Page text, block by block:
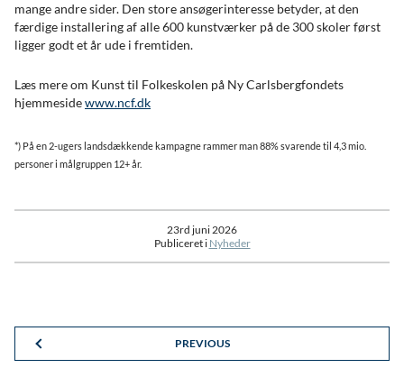
mange andre sider. Den store ansøgerinteresse betyder, at den
færdige installering af alle 600 kunstværker på de 300 skoler først
ligger godt et år ude i fremtiden.
Læs mere om Kunst til Folkeskolen på Ny Carlsbergfondets
hjemmesidewww.ncf.dk
*) På en 2-ugers landsdækkende kampagne rammer man 88% svarende til 4,3 mio.
personer i målgruppen 12+ år.
23rd juni 2026
Publiceret i Nyheder
PREVIOUS